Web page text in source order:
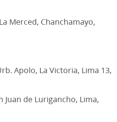
Merced, Chanchamayo,
Apolo, La Victoria, Lima 13,
Juan de Lurigancho, Lima,